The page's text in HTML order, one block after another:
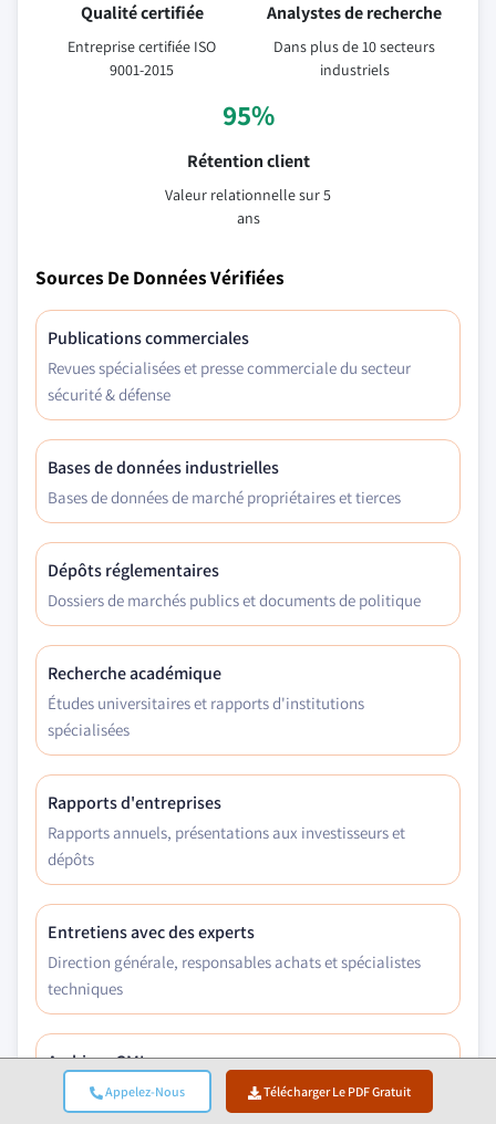
Appelez-Nous Télécharger Le PDF Gratuit
Qualité certifiée
Entreprise certifiée ISO
9001-2015
Analystes de recherche
Dans plus de 10 secteurs
industriels
95%
Rétention client
Valeur relationnelle sur 5
ans
Sources De Données Vérifiées
Publications commerciales
Revues spécialisées et presse commerciale du secteur
sécurité & défense
Bases de données industrielles
Bases de données de marché propriétaires et tierces
Dépôts réglementaires
Dossiers de marchés publics et documents de politique
Recherche académique
Études universitaires et rapports d'institutions
spécialisées
Rapports d'entreprises
Rapports annuels, présentations aux investisseurs et
dépôts
Entretiens avec des experts
Direction générale, responsables achats et spécialistes
techniques
Archives GMI
Plus de 13 000 études publiées dans plus de 30 secteurs
d'activité